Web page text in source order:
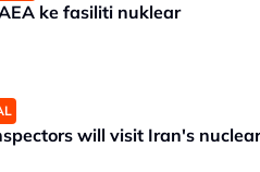
ke fasiliti nuklear
will visit Iran's